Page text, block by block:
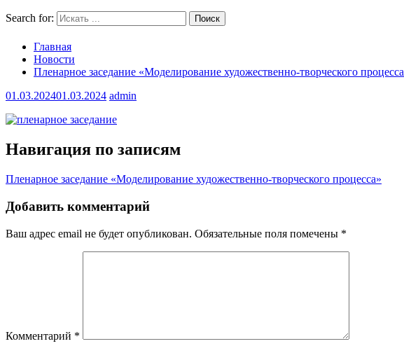
Search for:
Главная
Новости
Пленарное заседание «Моделирование художественно-творческого
01.03.202401.03.2024 admin
Навигация по записям
Пленарное заседание «Моделирование художественно-творческого процесса»
Добавить комментарий
Ваш адрес email не будет опубликован. Обязательные поля помечены *
Комментарий *